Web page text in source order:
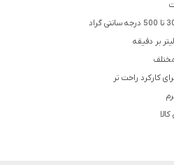
کارکرد راحت تر